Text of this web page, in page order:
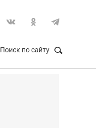
Поиск по сайту